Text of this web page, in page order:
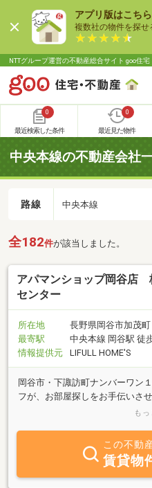
アプリ版はこちら
複数社の物件を探せ
NTTグループ運営の不動産総合サイト goo住
0
最近検索した条件
0
最近見た物件
中央本線の不動産会社
路線 中央本線
全182件が該当しました。
アパマンショップ岡谷店
センター
所在地
長野県岡谷市加茂
最寄駅
中央本線 岡谷駅 徒
情報提供元
LIFULL HOME'S
岡谷市・下諏訪町ナンバーワン
フが、お部屋探しをお手伝いさ
人契約、社宅代行契約まで可能
も
この不動
賃貸物